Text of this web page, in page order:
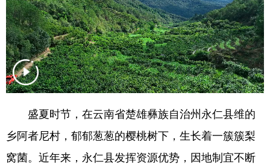
云南青年说 趣看文物
盛夏时节，在云南省楚雄彝族自治州永仁县维的
乡阿者尼村，郁郁葱葱的樱桃树下，生长着一簇簇梨
窝菌。近年来，永仁县发挥资源优势，因地制宜不断